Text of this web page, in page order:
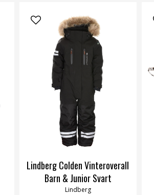
Lindberg Colden Vinteroverall
Barn & Junior Svart
Lindberg